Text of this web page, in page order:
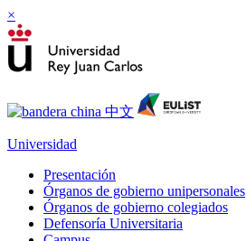
×
Universidad
Presentación
Órganos de gobierno unipersonales
Órganos de gobierno colegiados
Defensoría Universitaria